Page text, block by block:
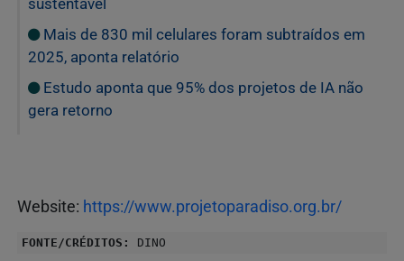
Mais de 830 mil celulares foram subtraídos em
2025, aponta relatório
Estudo aponta que 95% dos projetos de IA não
gera retorno
Website: https://www.projetoparadiso.org.br/
FONTE/CRÉDITOS: DINO